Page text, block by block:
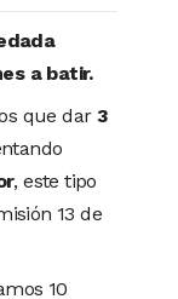
a batir.
que dar 3
, este tipo
13 de
10